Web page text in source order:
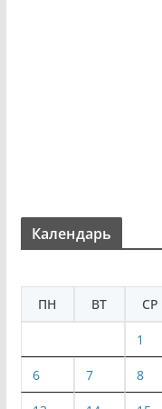
Календарь
ПН
ВТ СР
1
6 7 8